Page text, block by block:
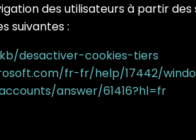
des utilisateurs à partir
suivantes :
desactiver-cookies-tiers
fr-fr/help/17442/
answer/61416?hl=fr